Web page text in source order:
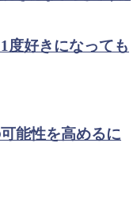
度好きになっても
能性を高めるに